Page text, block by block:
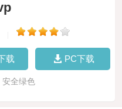
载 PC下载
安全绿色